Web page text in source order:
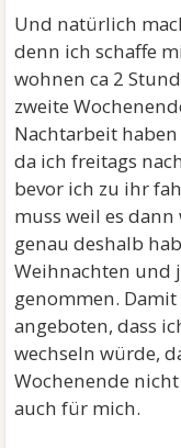
Und natürlich
denn ich schaffe
wohnen ca 2
zweite
Nachtarbeit
da ich freitags
bevor ich zu ihr
muss weil es
genau deshalb
Weihnachten und
genommen.
angeboten, dass
wechseln würde,
Wochenende
auch für mich.